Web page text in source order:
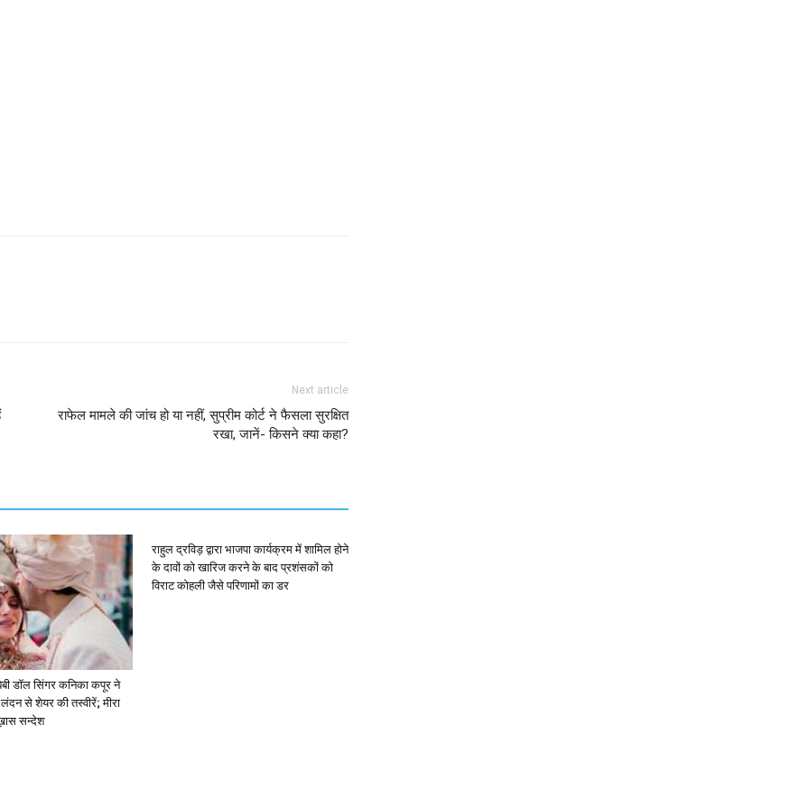
Next article
राफेल मामले की जांच हो या नहीं, सुप्रीम कोर्ट ने फैसला सुरक्षित
रखा, जानें- किसने क्या कहा?
डॉल सिंगर कनिका कपूर ने
से शेयर की तस्वीरें; मीरा
सन्देश
राहुल द्रविड़ द्वारा भाजपा कार्यक्रम में शामिल होने
के दावों को खारिज करने के बाद प्रशंसकों को
विराट कोहली जैसे परिणामों का डर